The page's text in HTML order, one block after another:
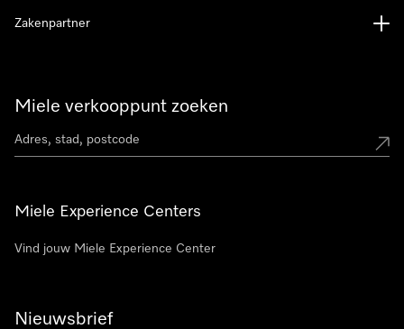
Miele verkooppunt zoeken
Miele Experience Centers
Vind jouw Miele Experience Center
Nieuwsbrief
Zakenpartner